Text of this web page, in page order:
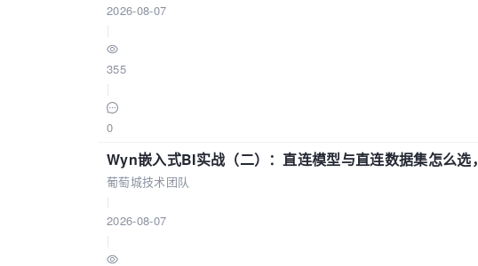
2026-08-07
355
0
Wyn嵌入式BI实战（二）：直连模型与直连数据集怎么
葡萄城技术团队
2026-08-07